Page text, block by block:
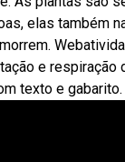
elas também
e respiração
texto e gabarito.